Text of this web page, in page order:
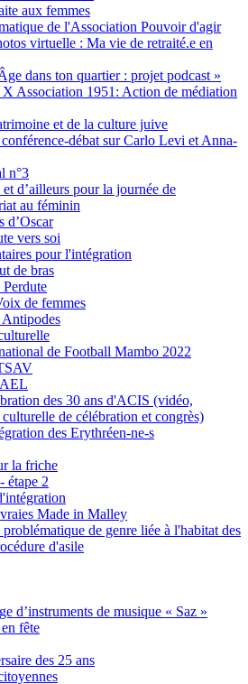
aux femmes
de l'Association Pouvoir d'agir
virtuelle : Ma vie de retraité.e en
dans ton quartier : projet podcast »
Association 1951: Action de médiation
et de la culture juive
débat sur Carlo Levi et Anna-
n°3
et d’ailleurs pour la journée de
au féminin
d’Oscar
vers soi
pour l'intégration
de bras
Perdute
de femmes
de Football Mambo 2022
des 30 ans d'ACIS (vidéo,
de célébration et congrès)
des Erythréen-ne-s
la friche
étape 2
Made in Malley
de genre liée à l'habitat des
d'asile
d’instruments de musique « Saz »
fête
des 25 ans